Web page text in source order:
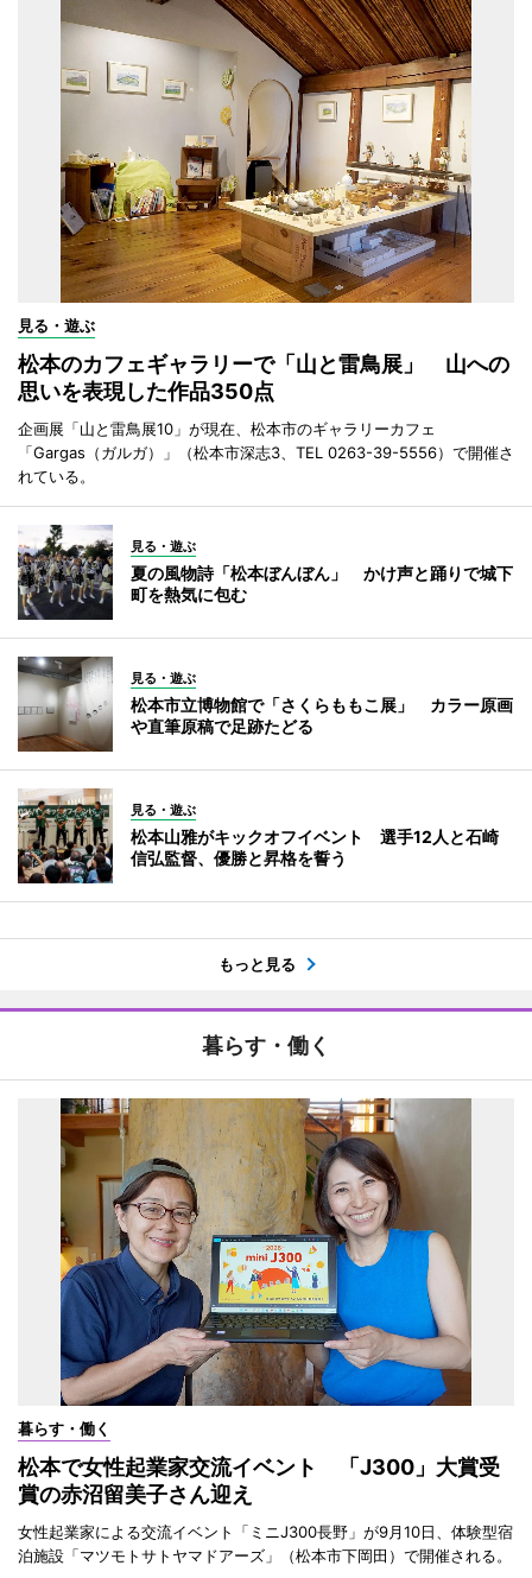
見る・遊ぶ
松本のカフェギャラリーで「山と雷鳥展」 山への
思いを表現した作品350点
企画展「山と雷鳥展10」が現在、松本市のギャラリーカフェ
「Gargas（ガルガ）」（松本市深志3、TEL 0263-39-5556）で開催さ
れている。
見る・遊ぶ
夏の風物詩「松本ぼんぼん」 かけ声と踊りで城下
町を熱気に包む
見る・遊ぶ
松本市立博物館で「さくらももこ展」 カラー原画
や直筆原稿で足跡たどる
見る・遊ぶ
松本山雅がキックオフイベント 選手12人と石崎
信弘監督、優勝と昇格を誓う
もっと見る
暮らす・働く
暮らす・働く
松本で女性起業家交流イベント 「J300」大賞受
賞の赤沼留美子さん迎え
女性起業家による交流イベント「ミニJ300長野」が9月10日、体験型宿
泊施設「マツモトサトヤマドアーズ」（松本市下岡田）で開催される。